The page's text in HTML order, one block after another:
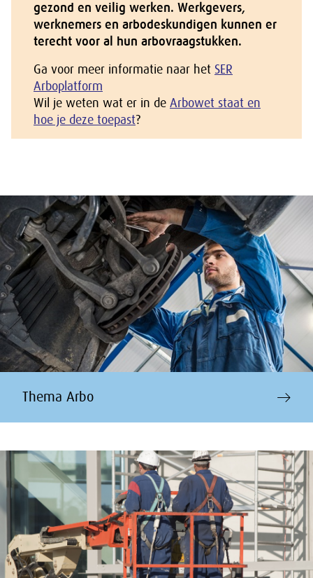
gezond en veilig werken. Werkgevers,
werknemers en arbodeskundigen kunnen er
terecht voor al hun arbovraagstukken.
Ga voor meer informatie naar het SER
Arboplatform
Wil je weten wat er in de Arbowet staat en
hoe je deze toepast?
Thema Arbo